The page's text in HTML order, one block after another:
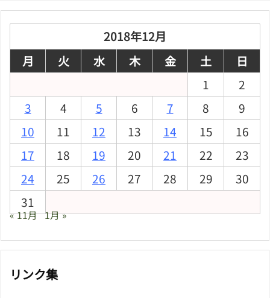
カ
2018年12月
月
火 水 木 金 土
日
1
2
3
4 5 6 7 8
9
10
11 12 13 14 15
16
17
18 19 20 21 22
23
24
25 26 27 28 29
30
31
« 11月 1月 »
リンク集